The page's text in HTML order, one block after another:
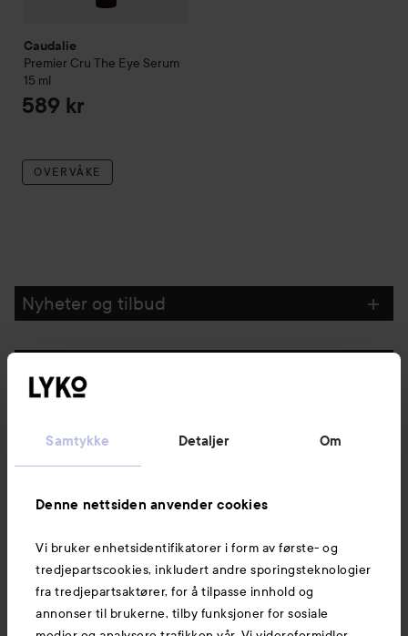
Samtykke Detaljer Om
Denne nettsiden anvender cookies
Vi bruker enhetsidentifikatorer i form av første- og
tredjepartscookies, inkludert andre sporingsteknologier
fra tredjepartsaktører, for å tilpasse innhold og
annonser til brukerne, tilby funksjoner for sosiale
Caudalie
Premier Cru The Eye Serum
15 ml
589 kr
OVERVÅKE
Nyheter og tilbud
Kundeservice
Informasjon
Også av interesse